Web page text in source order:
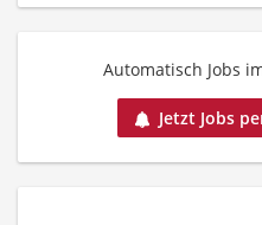
Automatisch Jobs
Jetzt Jobs